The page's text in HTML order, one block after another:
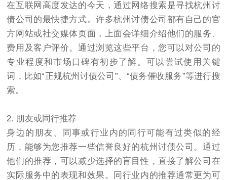
在互联网高度发达的今天，通过网络搜索是寻找杭州讨
债公司的最快捷方式。许多杭州讨债公司都有自己的官
方网站或社交媒体页面，上面会详细介绍他们的服务、
费用及客户评价。通过浏览这些平台，您可以对公司的
专业程度和市场口碑有初步了解。可以尝试使用关键
词，比如“正规杭州讨债公司”、“债务催收服务”等进行搜
索。
2. 朋友或同行推荐
身边的朋友、同事或行业内的同行可能有过类似的经
历，能够为您推荐一些信誉良好的杭州讨债公司。通过
他们的推荐，可以减少选择的盲目性，直接了解公司在
实际服务中的表现和效果。同行业内的推荐通常更为可